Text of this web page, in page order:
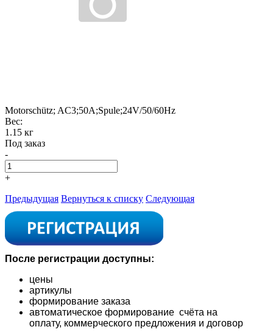
Motorschütz; AC3;50A;Spule;24V/50/60Hz
Вес:
1.15 кг
Под заказ
-
+
Предыдущая Вернуться к списку Следующая
После регистрации доступны:
цены
артикулы
формирование заказа
автоматическое формирование счёта на
оплату, коммерческого предложения и договор